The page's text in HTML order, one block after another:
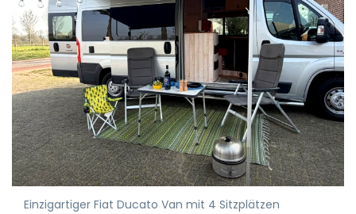
Einzigartiger Fiat Ducato Van mit 4 Sitzplätzen